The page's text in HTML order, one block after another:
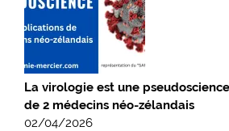
La virologie est une
de 2 médecins néo-zélandais
02/04/2026